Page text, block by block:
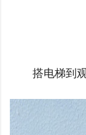
搭电梯到